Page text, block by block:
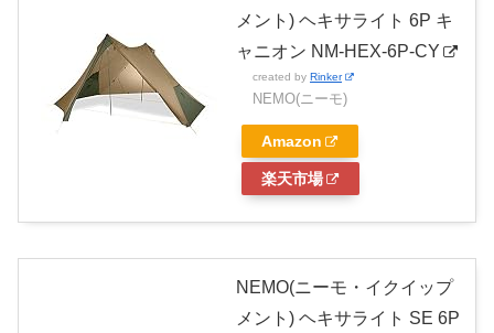
メント) ヘキサライト 6P キ
ャニオン NM-HEX-6P-CY
created by Rinker
NEMO(ニーモ)
Amazon
楽天市場
NEMO(ニーモ・イクイップ
メント) ヘキサライト SE 6P